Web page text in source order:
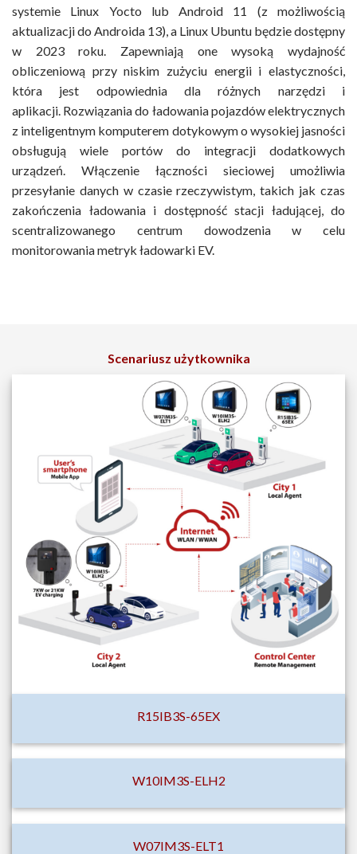
systemie Linux Yocto lub Android 11 (z możliwością
aktualizacji do Androida 13), a Linux Ubuntu będzie dostępny
w 2023 roku. Zapewniają one wysoką wydajność
obliczeniową przy niskim zużyciu energii i elastyczności,
która jest odpowiednia dla różnych narzędzi i
aplikacji. Rozwiązania do ładowania pojazdów elektrycznych
z inteligentnym komputerem dotykowym o wysokiej jasności
obsługują wiele portów do integracji dodatkowych
urządzeń. Włączenie łączności sieciowej umożliwia
przesyłanie danych w czasie rzeczywistym, takich jak czas
zakończenia ładowania i dostępność stacji ładującej, do
scentralizowanego centrum dowodzenia w celu
monitorowania metryk ładowarki EV.
Scenariusz użytkownika
R15IB3S-65EX
W10IM3S-ELH2
W07IM3S-ELT1